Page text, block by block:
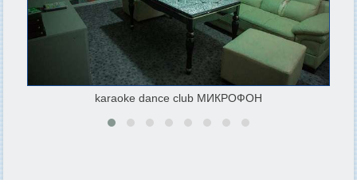
karaoke dance club МИКРОФОН